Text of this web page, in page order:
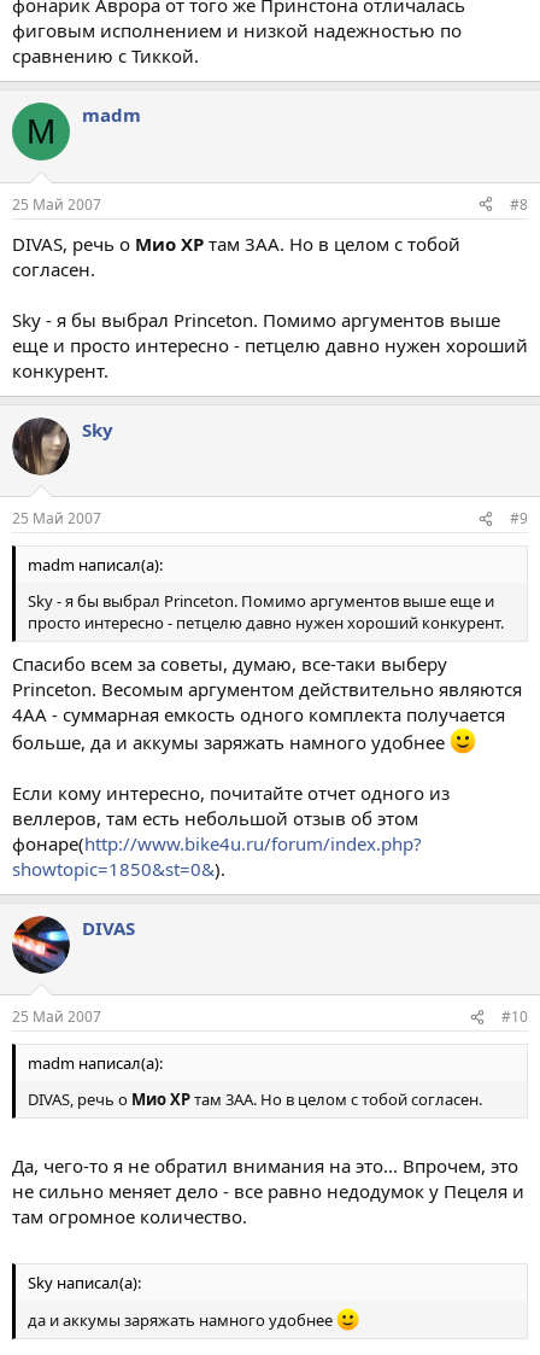
фонарик Аврора от того же Принстона отличалась
фиговым исполнением и низкой надежностью по
сравнению с Тиккой.
M madm
25 Май 2007 #8
DIVAS, речь о Мио XP там 3АА. Но в целом с тобой
согласен.
Sky - я бы выбрал Princeton. Помимо аргументов выше
еще и просто интересно - петцелю давно нужен хороший
конкурент.
Sky
25 Май 2007 #9
madm написал(а):
Sky - я бы выбрал Princeton. Помимо аргументов выше еще и
просто интересно - петцелю давно нужен хороший конкурент.
Спасибо всем за советы, думаю, все-таки выберу
Princeton. Весомым аргументом действительно являются
4AA - суммарная емкость одного комплекта получается
больше, да и аккумы заряжать намного удобнее
Если кому интересно, почитайте отчет одного из
веллеров, там есть небольшой отзыв об этом
фонаре(http://www.bike4u.ru/forum/index.php?
showtopic=1850&st=0&).
DIVAS
25 Май 2007 #10
madm написал(а):
DIVAS, речь о Мио XPтам 3АА. Но в целом с тобой согласен.
Да, чего-то я не обратил внимания на это... Впрочем, это
не сильно меняет дело - все равно недодумок у Пецеля и
там огромное количество.
Sky написал(а):
да и аккумы заряжать намного удобнее